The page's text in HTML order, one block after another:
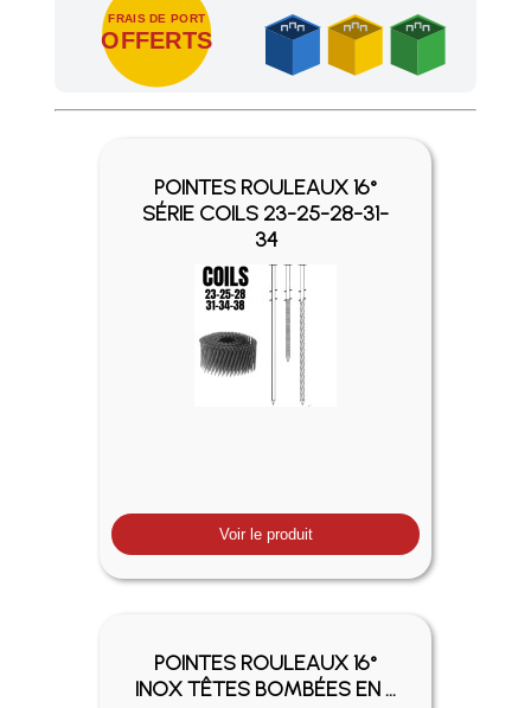
FRAIS DE PORT
OFFERTS
Profitez des Frais de port offerts en France
POINTES ROULEAUX 16°
SÉRIE COILS 23-25-28-31-
34
Voir le produit
POINTES ROULEAUX 16°
INOX TÊTES BOMBÉES EN ...